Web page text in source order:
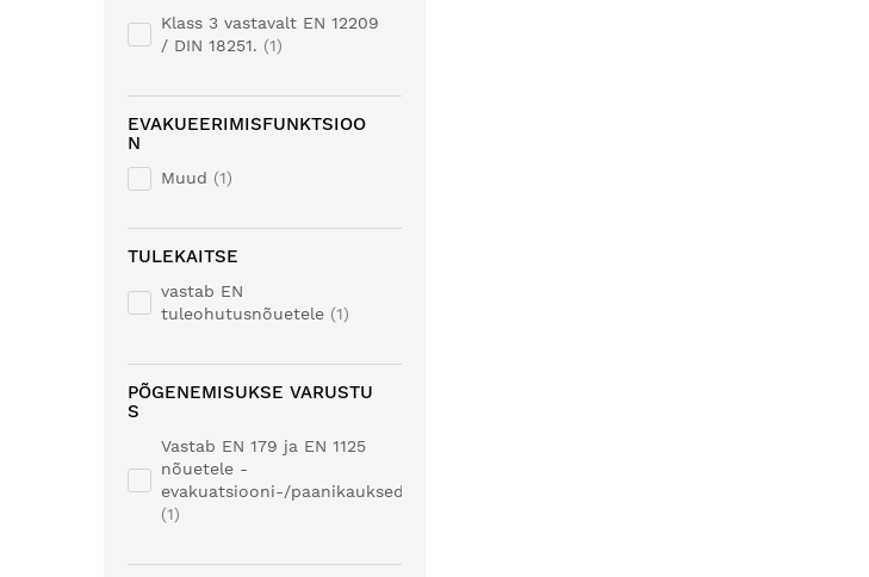
Klass 3 vastavalt EN 12209
/ DIN 18251.
1
EVAKUEERIMISFUNKTSIOO
N
Muud 1
TULEKAITSE
vastab EN
tuleohutusnõuetele
1
PÕGENEMISUKSE VARUSTU
S
Vastab EN 179 ja EN 1125
nõuetele -
evakuatsiooni-/paanikauksed.
1